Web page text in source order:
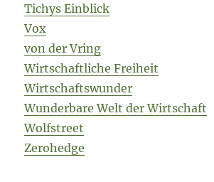
Tichys Einblick
Vox
von der Vring
Wirtschaftliche Freiheit
Wirtschaftswunder
Wunderbare Welt der Wirtschaft
Wolfstreet
Zerohedge